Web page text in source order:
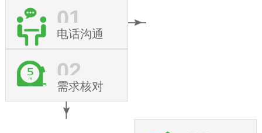
01
电话沟通
02
需求核对